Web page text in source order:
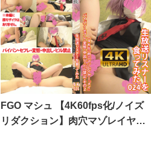
FGO マシュ 【4K60fps化/ノイズ
リダクション】肉穴マゾレイヤ…